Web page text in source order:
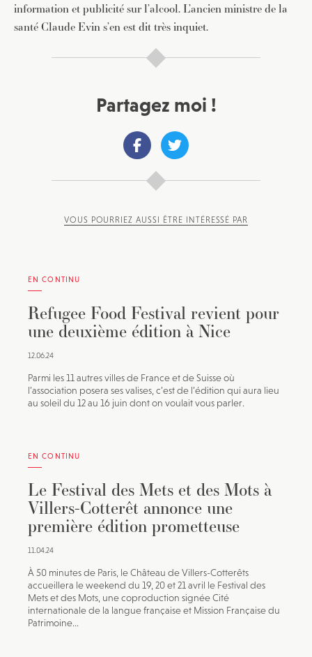
information et publicité sur l’alcool. L’ancien ministre de la
santé Claude Evin s’en est dit très inquiet.
Partagez moi !
VOUS POURRIEZ AUSSI ÊTRE INTÉRESSÉ PAR
EN CONTINU
Refugee Food Festival revient pour
une deuxième édition à Nice
12.06.24
Parmi les 11 autres villes de France et de Suisse où
l’association posera ses valises, c’est de l’édition qui aura lieu
au soleil du 12 au 16 juin dont on voulait vous parler.
EN CONTINU
Le Festival des Mets et des Mots à
Villers-Cotterêt annonce une
première édition prometteuse
11.04.24
À 50 minutes de Paris, le Château de Villers-Cotterêts
accueillera le weekend du 19, 20 et 21 avril le Festival des
Mets et des Mots, une coproduction signée Cité
internationale de la langue française et Mission Française du
Patrimoine...